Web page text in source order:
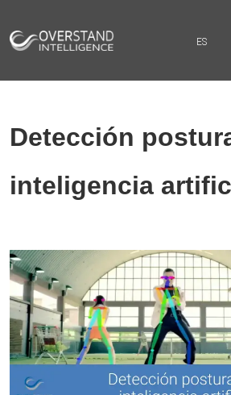
Detección
inteligencia